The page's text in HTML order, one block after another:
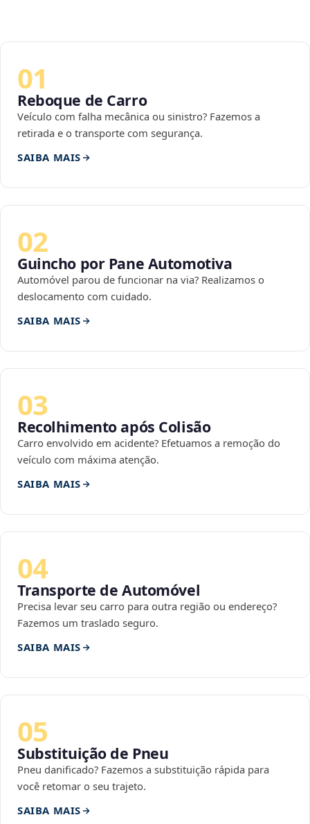
01
Reboque de Carro
Veículo com falha mecânica ou sinistro? Fazemos a
retirada e o transporte com segurança.
SAIBA MAIS
02
Guincho por Pane Automotiva
Automóvel parou de funcionar na via? Realizamos o
deslocamento com cuidado.
SAIBA MAIS
03
Recolhimento após Colisão
Carro envolvido em acidente? Efetuamos a remoção do
veículo com máxima atenção.
SAIBA MAIS
04
Transporte de Automóvel
Precisa levar seu carro para outra região ou endereço?
Fazemos um traslado seguro.
SAIBA MAIS
05
Substituição de Pneu
Pneu danificado? Fazemos a substituição rápida para
você retomar o seu trajeto.
SAIBA MAIS